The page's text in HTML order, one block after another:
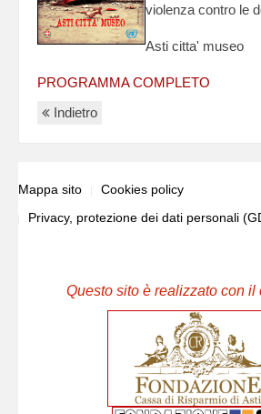
violenza contro le
Asti citta' museo
PROGRAMMA COMPLETO
Indietro
Mappa sito
Cookies policy
Privacy, protezione dei dati personali
Questo sito è realizzato con il